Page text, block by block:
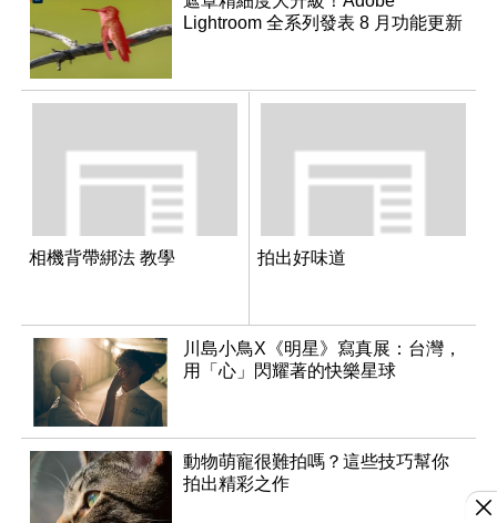
Lightroom 全系列發表 8 月功能更新
相機背帶綁法 教學 拍出好味道
川島小鳥X《明星》寫真展：台灣，
用「心」閃耀著的快樂星球
動物萌寵很難拍嗎？這些技巧幫你
拍出精彩之作